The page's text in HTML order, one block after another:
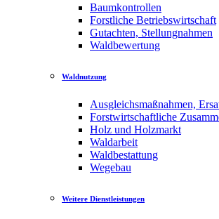
Baumkontrollen
Forstliche Betriebswirtschaft
Gutachten, Stellungnahmen
Waldbewertung
Waldnutzung
Ausgleichsmaßnahmen,
Forstwirtschaftliche
Holz und Holzmarkt
Waldarbeit
Waldbestattung
Wegebau
Weitere Dienstleistungen